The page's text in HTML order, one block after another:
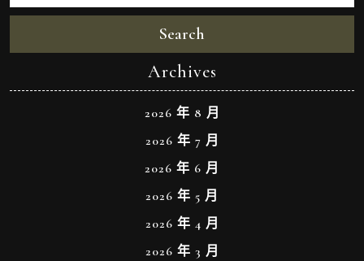
Search
Archives
2026 年 8 月
2026 年 7 月
2026 年 6 月
2026 年 5 月
2026 年 4 月
2026 年 3 月